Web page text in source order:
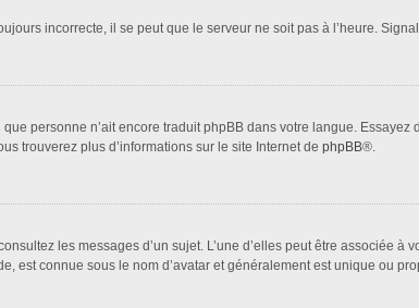
incorrecte, il se peut que le serveur ne soit pas à l’heure.
personne n’ait encore traduit phpBB dans votre langue.
trouverez plus d’informations sur le site Internet de phpBB®.
les messages d’un sujet. L’une d’elles peut être associée
est connue sous le nom d’avatar et généralement est unique ou